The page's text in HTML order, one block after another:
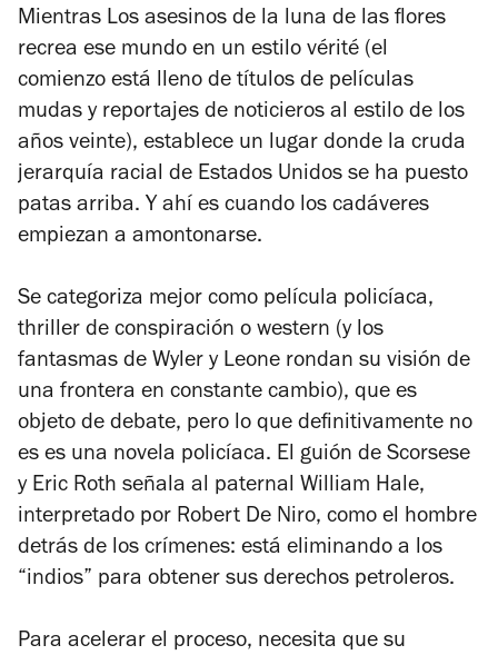
Mientras Los asesinos de la luna de las flores
recrea ese mundo en un estilo vérité (el
comienzo está lleno de títulos de películas
mudas y reportajes de noticieros al estilo de los
años veinte), establece un lugar donde la cruda
jerarquía racial de Estados Unidos se ha puesto
patas arriba. Y ahí es cuando los cadáveres
empiezan a amontonarse.
Se categoriza mejor como película policíaca,
thriller de conspiración o western (y los
fantasmas de Wyler y Leone rondan su visión de
una frontera en constante cambio), que es
objeto de debate, pero lo que definitivamente no
es es una novela policíaca. El guión de Scorsese
y Eric Roth señala al paternal William Hale,
interpretado por Robert De Niro, como el hombre
detrás de los crímenes: está eliminando a los
“indios” para obtener sus derechos petroleros.
Para acelerar el proceso, necesita que su